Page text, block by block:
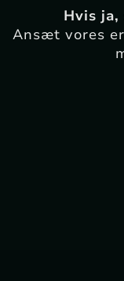
Hvis
Ansæt vores